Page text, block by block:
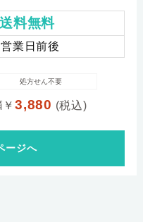
送料無料
業日前後
￥3,880 (税込)
処方せん不要
ージへ